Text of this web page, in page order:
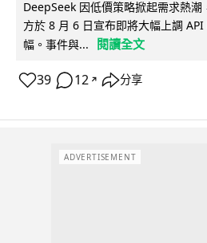
DeepSeek 因低價策略掀起需求熱
方於 8 月 6 日宣布即將大幅上調
幅。事件與...
閱讀全文
39 12 ↗ 分享
ADVERTISEMENT